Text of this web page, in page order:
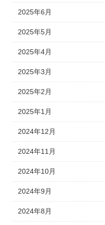
2025年6月
2025年5月
2025年4月
2025年3月
2025年2月
2025年1月
2024年12月
2024年11月
2024年10月
2024年9月
2024年8月